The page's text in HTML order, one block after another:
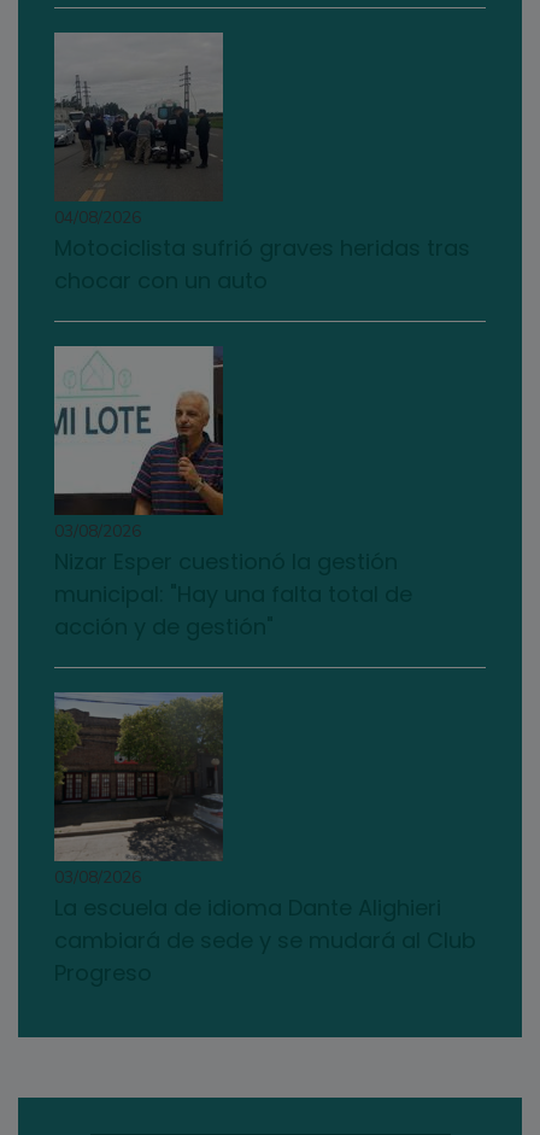
04/08/2026
03/08/2026
03/08/2026